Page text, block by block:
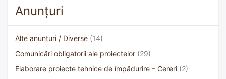
Anunțuri
Alte anunțuri / Diverse (14)
Comunicări obligatorii ale proiectelor (29)
Elaborare proiecte tehnice de împădurire – Cereri (2)